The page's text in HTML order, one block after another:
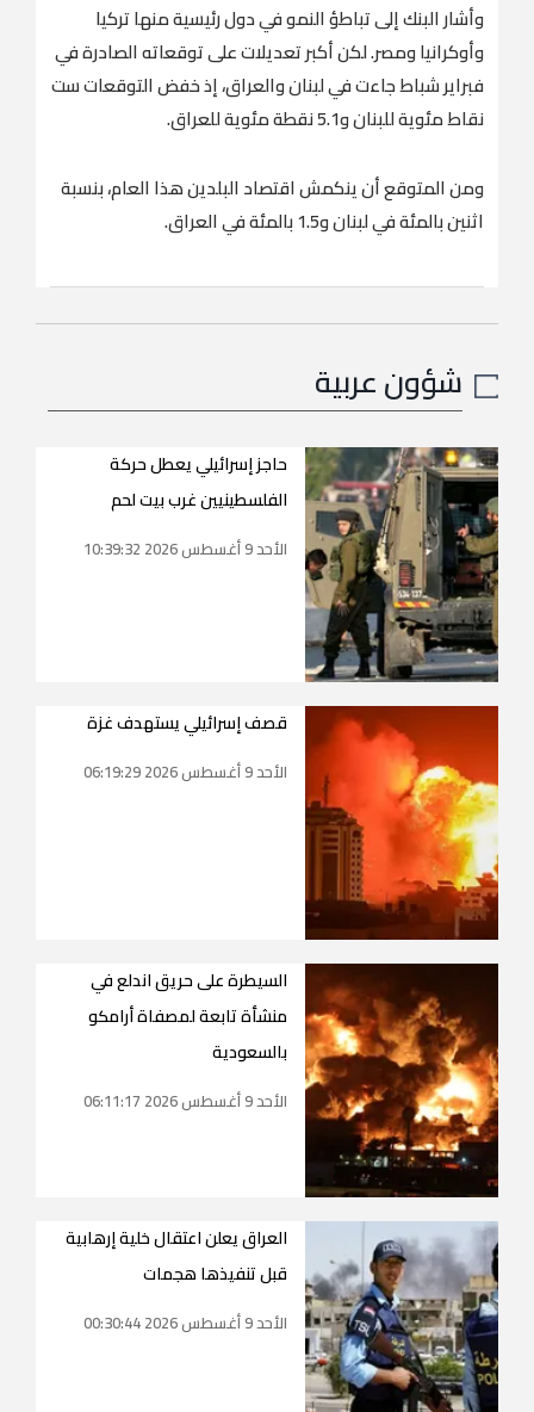
وأشار البنك إلى تباطؤ النمو ⁠في دول رئيسية ‌منها ‌تركيا
وأوكرانيا ​ومصر. ‌لكن أكبر تعديلات ‌على توقعاته الصادرة في
فبراير شباط جاءت في لبنان ‌والعراق، إذ خفض التوقعات ست
⁠نقاط ⁠مئوية للبنان و5.1 نقطة مئوية للعراق.
ومن المتوقع أن ينكمش اقتصاد البلدين هذا العام، بنسبة
اثنين بالمئة في لبنان ​و1.5 ​بالمئة في العراق.
شؤون عربية
حاجز إسرائيلي يعطل حركة
الفلسطينيين غرب بيت لحم
الأحد 9 أغسطس 2026 10:39:32
قصف إسرائيلي يستهدف غزة
الأحد 9 أغسطس 2026 06:19:29
السيطرة على حريق اندلع في
منشأة تابعة لمصفاة أرامكو
بالسعودية
الأحد 9 أغسطس 2026 06:11:17
العراق يعلن اعتقال خلية إرهابية
قبل تنفيذها هجمات
الأحد 9 أغسطس 2026 00:30:44